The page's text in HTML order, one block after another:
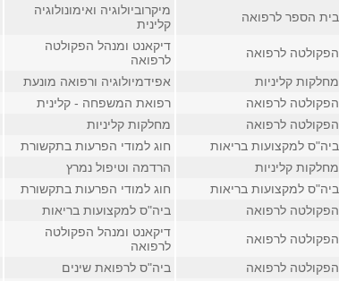
בית הספר לרפואה
מיקרוביולוגיה ואימונולוגיה
קלינית
הפקולטה לרפואה
דיקאנט ומנהל הפקולטה
לרפואה
מחלקות קליניות אפידמיולוגיה ורפואה מונעת
הפקולטה לרפואה
רפואת המשפחה - קלינית
הפקולטה לרפואה מחלקות קליניות
ביה"ס למקצועות בריאות חוג למודי הפרעות בתקשורת
מחלקות קליניות הרדמה וטיפול נמרץ
ביה"ס למקצועות בריאות חוג למודי הפרעות בתקשורת
הפקולטה לרפואה ביה"ס למקצועות בריאות
הפקולטה לרפואה
דיקאנט ומנהל הפקולטה
לרפואה
הפקולטה לרפואה
ביה"ס לרפואת שינים